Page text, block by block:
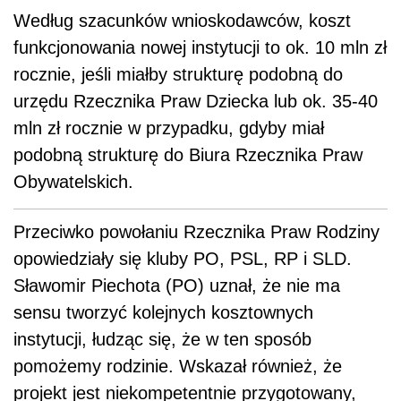
naprzeciw zapotrzebowaniu społecznemu i
wymogom czasów, w których żyjemy".
Według szacunków wnioskodawców, koszt
funkcjonowania nowej instytucji to ok. 10 mln zł
rocznie, jeśli miałby strukturę podobną do
urzędu Rzecznika Praw Dziecka lub ok. 35-40
podobną strukturę do Biura Rzecznika Praw
Obywatelskich.
Przeciwko powołaniu Rzecznika Praw Rodziny
opowiedziały się kluby PO, PSL, RP i SLD.
Sławomir Piechota (PO) uznał, że nie ma
sensu tworzyć kolejnych kosztownych